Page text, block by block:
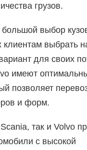
грузов.
выбор
выбрать
для своих
имеют
позволяет
и форм.
так и Volvo
с высокой